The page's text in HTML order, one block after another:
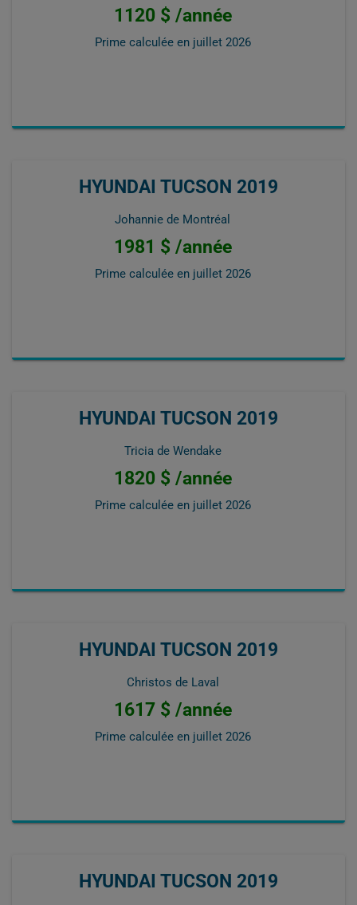
1120 $ /année
Prime calculée en juillet 2026
HYUNDAI TUCSON 2019
Johannie de Montréal
1981 $ /année
Prime calculée en juillet 2026
HYUNDAI TUCSON 2019
Tricia de Wendake
1820 $ /année
Prime calculée en juillet 2026
HYUNDAI TUCSON 2019
Christos de Laval
1617 $ /année
Prime calculée en juillet 2026
HYUNDAI TUCSON 2019